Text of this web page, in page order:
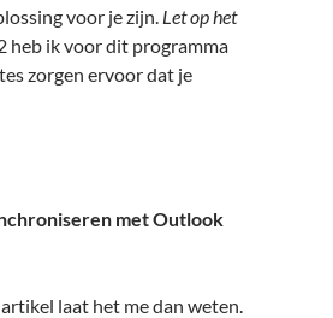
voor je zijn. Let op het
heb ik voor dit programma
zorgen ervoor dat je
met Outlook
laat het me dan weten.